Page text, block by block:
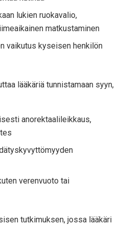
lukien ruokavalio,
matkustaminen
vaikutus kyseisen henkilön
lääkäriä tunnistamaan syyn,
anorektaalileikkaus,
verenvuoto tai
tutkimuksen, jossa lääkäri